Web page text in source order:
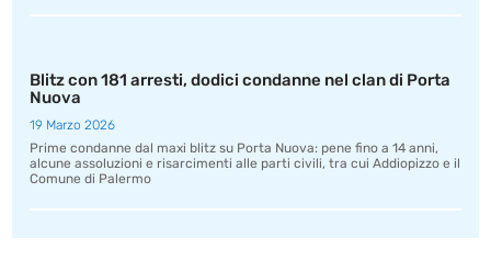
Blitz con 181 arresti, dodici condanne nel clan di Porta
Nuova
19 Marzo 2026
Prime condanne dal maxi blitz su Porta Nuova: pene fino a 14 anni,
alcune assoluzioni e risarcimenti alle parti civili, tra cui Addiopizzo e il
Comune di Palermo